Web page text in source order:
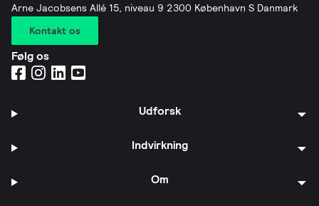
Arne Jacobsens Allé 15, niveau 9 2300 København S Danmark
Kontakt os
Følg os
Udforsk
Indvirkning
Om